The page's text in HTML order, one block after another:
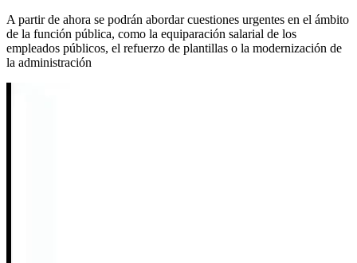
A partir de ahora se podrán abordar cuestiones urgentes en el ámbito
de la función pública, como la equiparación salarial de los
empleados públicos, el refuerzo de plantillas o la modernización de
la administración